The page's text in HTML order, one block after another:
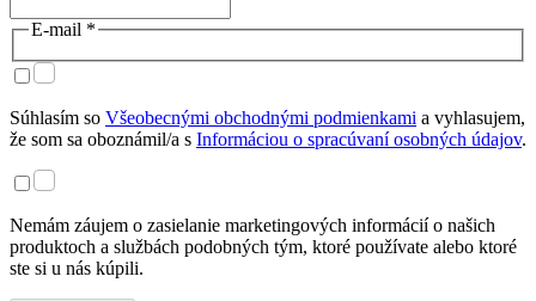
E-mail *
Súhlasím so Všeobecnými obchodnými podmienkami a vyhlasujem,
že som sa oboznámil/a s Informáciou o spracúvaní osobných údajov.
Nemám záujem o zasielanie marketingových informácií o našich
produktoch a službách podobných tým, ktoré používate alebo ktoré
ste si u nás kúpili.